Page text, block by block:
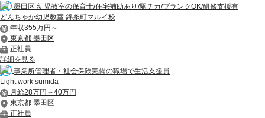
墨田区 幼児教室の保育士/住宅補助あり/駅チカ/ブランクOK/研修支援有
どんちゃか幼児教室 錦糸町マルイ校
年収355万円～
東京都 墨田区
正社員
詳細を見る
事業所管理者・社会保険完備の職場で生活支援員
Light work sumida
月給28万円～40万円
東京都 墨田区
正社員